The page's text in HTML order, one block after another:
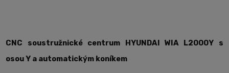
CNC soustružnické centrum HYUNDAI WIA L2000Y s
osou Y a automatickým koníkem